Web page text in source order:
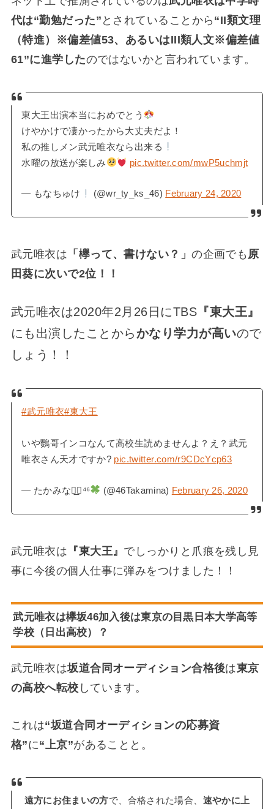
代は“勤勉だった” とされていることから “II類文理
（特進）※偏差値53、あるいはIII類人文※偏差値
61”に進学したのではないかと言われています。
東大王出演本当におめでとう
けやかけで凄かったから大丈夫だよ！
私の推しメン武元唯衣なら出来る
水曜の放送が楽しみ
pic.twitter.com/mwP5uchmjt
— もなちゅけ (@wr_ty_ks_46) February 24, 2020
武元唯衣は 「欅って、書けない？」の企画でも 原
田葵に次いで2位！！
武元唯衣は2020年2月26日にTBS 『東大王』
にも出演したことからかなり学力が高いので
しょう！！
#武元唯衣#東大王
いや鸚哥インコなんて高校生読めませんよ？え？武元
唯衣さん天才ですか? pic.twitter.com/r9CDcYcp63
— たかみな◢͟￨⁴⁶ (@46Takamina) February 26, 2020
武元唯衣は 『東大王』 でしっかりと爪痕を残し見
事に今後の個人仕事に弾みをつけました！！
武元唯衣は欅坂46加入後は東京の目黒日本大学高等
学校（日出高校）？
武元唯衣は坂道合同オーディション合格後は東京
の高校へ転校 しています。
これは“坂道合同オーディションの応募資
格”に“上京”があることと。
遠方にお住まいの方で、合格された場合、 速やかに上